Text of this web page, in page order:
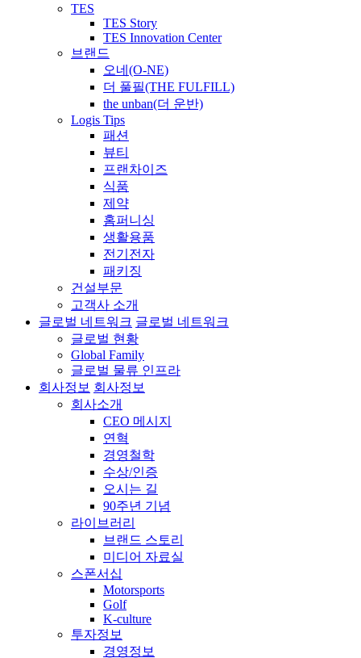
TES
TES Story
TES Innovation Center
브랜드
오네(O-NE)
더 풀필(THE FULFILL)
the unban(더 운반)
Logis Tips
패션
뷰티
프랜차이즈
식품
제약
홈퍼니싱
생활용품
전기전자
패키징
건설부문
고객사 소개
글로벌 네트워크 글로벌 네트워크
글로벌 현황
Global Family
글로벌 물류 인프라
회사정보 회사정보
회사소개
CEO 메시지
연혁
경영철학
수상/인증
오시는 길
90주년 기념
라이브러리
브랜드 스토리
미디어 자료실
스폰서십
Motorsports
Golf
K-culture
투자정보
경영정보